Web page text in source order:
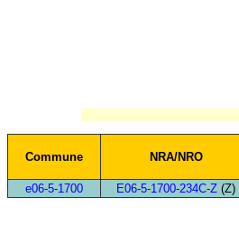
Commune NRA/NRO
e06-5-1700 E06-5-1700-234C-Z (Z)